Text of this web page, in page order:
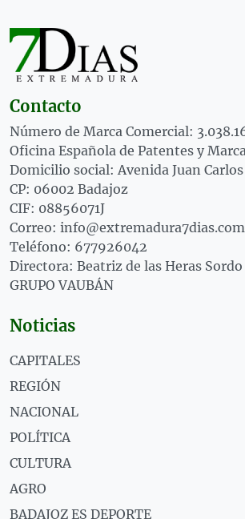
Contacto
Número de Marca Comercial:
Oficina Española de Patentes y
Domicilio social: Avenida Juan
CP: 06002 Badajoz
CIF: 08856071J
Correo: info@extremadura7dias.com
Teléfono: 677926042
Directora: Beatriz de las Heras Sordo
GRUPO VAUBÁN
Noticias
CAPITALES
REGIÓN
NACIONAL
POLÍTICA
CULTURA
AGRO
BADAJOZ ES DEPORTE